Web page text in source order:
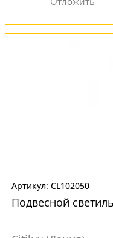
CL102050
Подвесной